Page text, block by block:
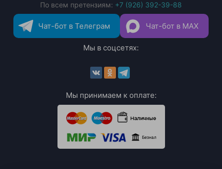
По всем претензиям: +7 (926) 392-39-88
Чат-бот в Телеграм Чат-бот в MAX
Мы в соцсетях:
Мы принимаем к оплате: